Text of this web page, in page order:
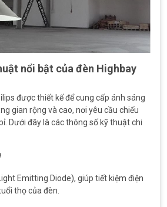
nổi bật của đèn Highbay
được thiết kế để cung cấp ánh sáng
gian rộng và cao, nơi yêu cầu chiếu
Dưới đây là các thông số kỹ thuật chi
Emitting Diode), giúp tiết kiệm điện
thọ của đèn.